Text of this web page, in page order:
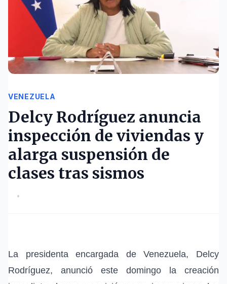
VENEZUELA
Delcy Rodríguez anuncia
inspección de viviendas y
alarga suspensión de
clases tras sismos
•
La presidenta encargada de Venezuela, Delcy
Rodríguez, anunció este domingo la creación